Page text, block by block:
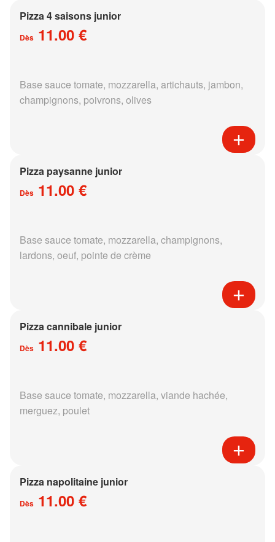
Pizza 4 saisons junior
Dès 11.00 €
Base sauce tomate, mozzarella, artichauts, jambon,
champignons, poivrons, olives
Pizza paysanne junior
Dès 11.00 €
Base sauce tomate, mozzarella, champignons,
lardons, oeuf, pointe de crème
Pizza cannibale junior
Dès 11.00 €
Base sauce tomate, mozzarella, viande hachée,
merguez, poulet
Pizza napolitaine junior
Dès 11.00 €